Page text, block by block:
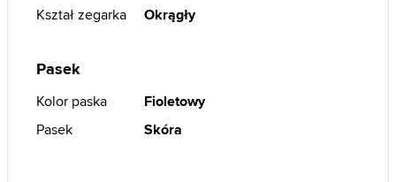
Kształ zegarka
Okrągły
Pasek
Kolor paska
Fioletowy
Pasek
Skóra